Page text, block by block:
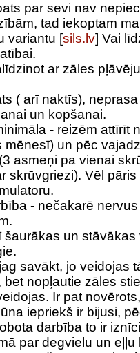
par sevi nav
tad iekoptam
variantu [sils.lv] Vai
ar zāles
( arī naktīs),
un kopšanai.
- reizēm attīrīt
mēnesī) un pēc
asmeņi pa vienai
skrūvgriezi). Vēl
- nečakarē
šaurākas un stāvākas
savākt, jo veidojas
bet nopļautie zāles
Ir pat
iepriekš ir bijusi,
darbība to ir
par degvielu un eļļu